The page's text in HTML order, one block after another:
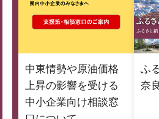
中東情勢や原油価格
上昇の影響を受ける
中小企業向け相談窓
ふ
奈良